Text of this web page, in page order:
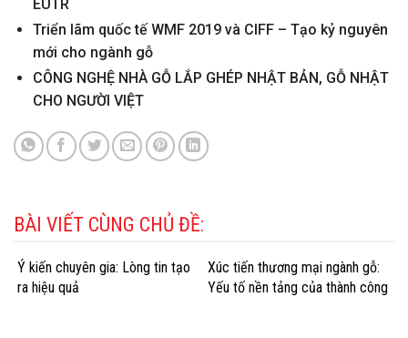
EUTR
Triển lãm quốc tế WMF 2019 và CIFF – Tạo kỷ nguyên
mới cho ngành gỗ
CÔNG NGHỆ NHÀ GỖ LẮP GHÉP NHẬT BẢN, GỖ NHẬT
CHO NGƯỜI VIỆT
BÀI VIẾT CÙNG CHỦ ĐỀ:
Ý kiến chuyên gia: Lòng tin tạo
ra hiệu quả
Xúc tiến thương mại ngành gỗ:
Yếu tố nền tảng của thành công